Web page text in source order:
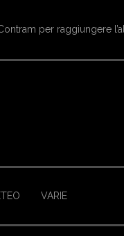
per raggiungere
VARIE